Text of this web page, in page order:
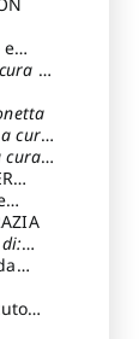
e
di:
a cura
cura